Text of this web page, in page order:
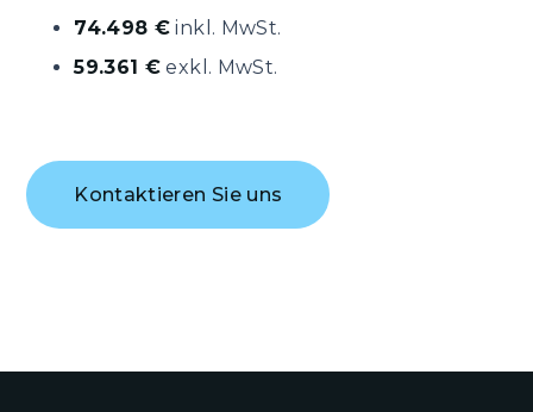
74.498 € inkl. MwSt.
59.361 € exkl. MwSt.
Kontaktieren Sie uns